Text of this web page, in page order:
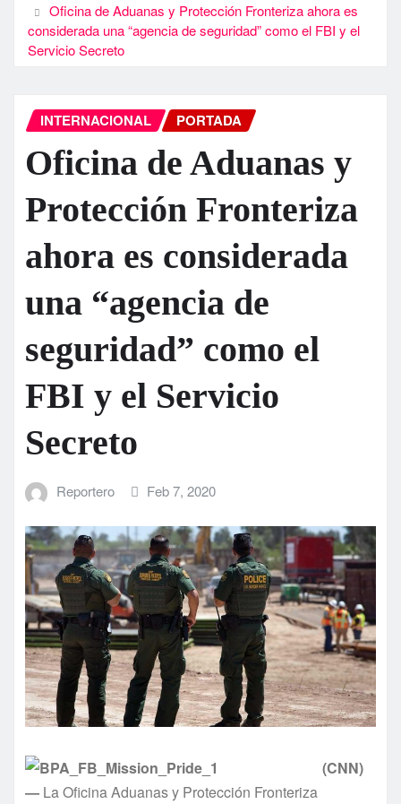
Oficina de Aduanas y Protección Fronteriza ahora es
considerada una “agencia de seguridad” como el FBI y el
Servicio Secreto
INTERNACIONAL PORTADA
Oficina de Aduanas y
Protección Fronteriza
ahora es considerada
una “agencia de
seguridad” como el
FBI y el Servicio
Secreto
Reportero Feb 7, 2020
(CNN)
— La Oficina Aduanas y Protección Fronteriza